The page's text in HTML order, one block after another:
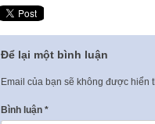
Để lại một bình luận
Email của bạn sẽ không được hiển
Bình luận *